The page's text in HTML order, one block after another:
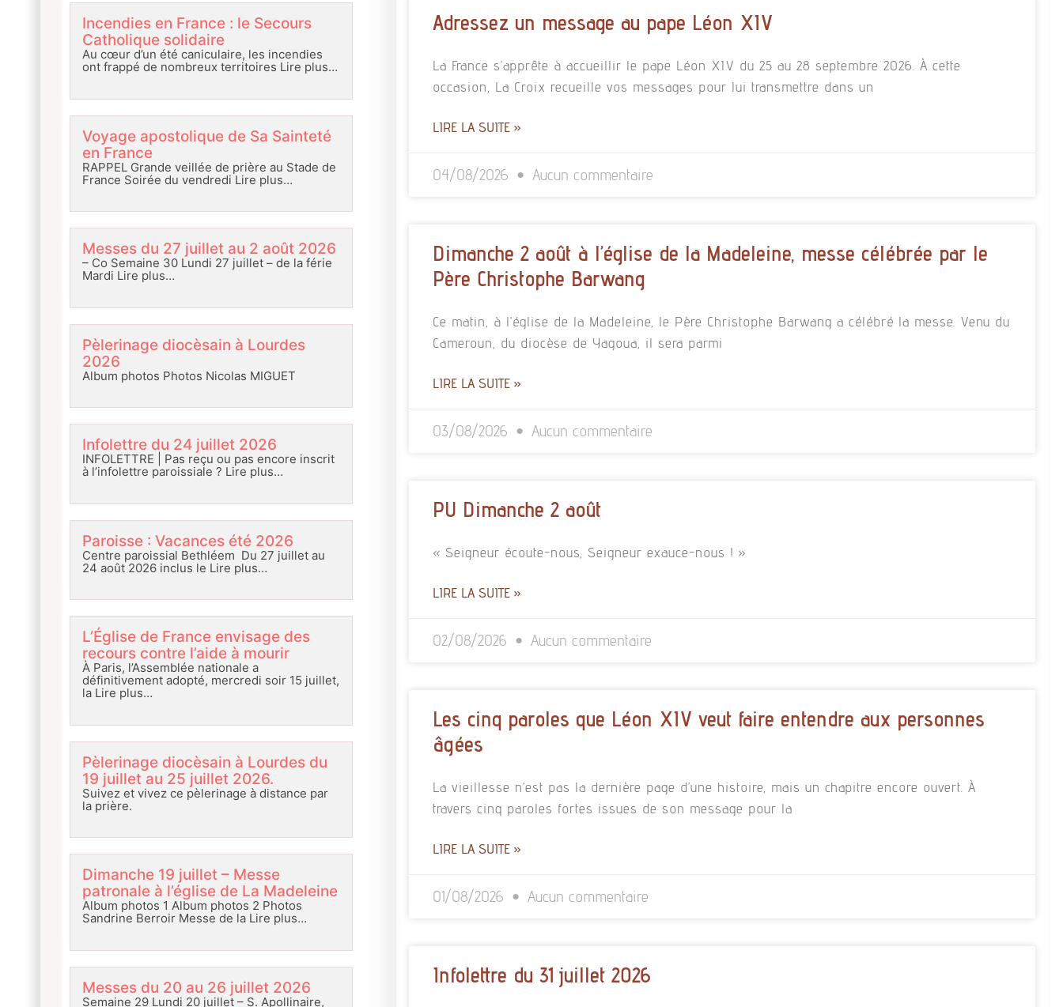
Incendies en France : le Secours
Catholique solidaire
Au cœur d’un été caniculaire, les incendies
ont frappé de nombreux territoires Lire plus…
Voyage apostolique de Sa Sainteté
en France
RAPPEL Grande veillée de prière au Stade de
France Soirée du vendredi Lire plus…
Messes du 27 juillet au 2 août 2026
– Co Semaine 30 Lundi 27 juillet – de la férie
Mardi Lire plus…
Pèlerinage diocèsain à Lourdes
2026
Album photos Photos Nicolas MIGUET
Infolettre du 24 juillet 2026
INFOLETTRE | Pas reçu ou pas encore inscrit
à l’infolettre paroissiale ? Lire plus…
Paroisse : Vacances été 2026
Centre paroissial Bethléem Du 27 juillet au
24 août 2026 inclus le Lire plus…
L’Église de France envisage des
recours contre l’aide à mourir
À Paris, l’Assemblée nationale a
définitivement adopté, mercredi soir 15 juillet,
la Lire plus…
Pèlerinage diocèsain à Lourdes du
19 juillet au 25 juillet 2026.
Suivez et vivez ce pèlerinage à distance par
la prière.
Dimanche 19 juillet – Messe
patronale à l’église de La Madeleine
Album photos 1 Album photos 2 Photos
Sandrine Berroir Messe de la Lire plus…
Messes du 20 au 26 juillet 2026
Semaine 29 Lundi 20 juillet – S. Apollinaire,
Adressez un message au pape Léon XIV
La France s’apprête à accueillir le pape Léon XIV du 25 au 28 septembre 2026. À cette
occasion, La Croix recueille vos messages pour lui transmettre dans un
LIRE LA SUITE »
04/08/2026 Aucun commentaire
Dimanche 2 août à l’église de la Madeleine, messe célébrée par le
Père Christophe Barwang
Ce matin, à l’église de la Madeleine, le Père Christophe Barwang a célébré la messe. Venu du
Cameroun, du diocèse de Yagoua, il sera parmi
LIRE LA SUITE »
03/08/2026 Aucun commentaire
PU Dimanche 2 août
« Seigneur écoute-nous, Seigneur exauce-nous ! »
LIRE LA SUITE »
02/08/2026 Aucun commentaire
Les cinq paroles que Léon XIV veut faire entendre aux personnes
âgées
La vieillesse n’est pas la dernière page d’une histoire, mais un chapitre encore ouvert. À
travers cinq paroles fortes issues de son message pour la
LIRE LA SUITE »
01/08/2026 Aucun commentaire
Infolettre du 31 juillet 2026